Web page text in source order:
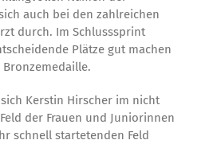
auch bei den zahlreichen
durch. Im Schlusssprint
Plätze gut machen
Kerstin Hirscher im nicht
der Frauen und Juniorinnen
schnell startetenden Feld